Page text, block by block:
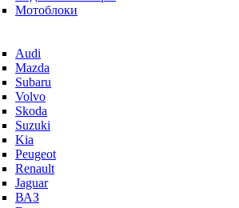
Мотоблоки
Audi
Mazda
Subaru
Volvo
Skoda
Suzuki
Kia
Peugeot
Renault
Jaguar
ВАЗ